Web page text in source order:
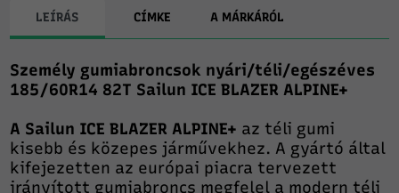
LEÍRÁS CÍMKE A MÁRKÁRÓL
Személy gumiabroncsok nyári/téli/egészéves
185/60R14 82T Sailun ICE BLAZER ALPINE+
A Sailun ICE BLAZER ALPINE+ az téli gumi
kisebb és közepes járművekhez. A gyártó által
kifejezetten az európai piacra tervezett
irányított gumiabroncs megfelel a modern téli